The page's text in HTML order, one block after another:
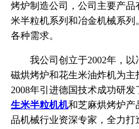
烤炉制造公司，公司主要产品
米半粒机系列和冶金机械系
各种需求。
我公司创立于2002年，以
磁烘烤炉和花生米油炸机为
2008年引进德国技术成功研
生米半粒机机和芝麻烘烤炉产
品机械行业资深专家，全力